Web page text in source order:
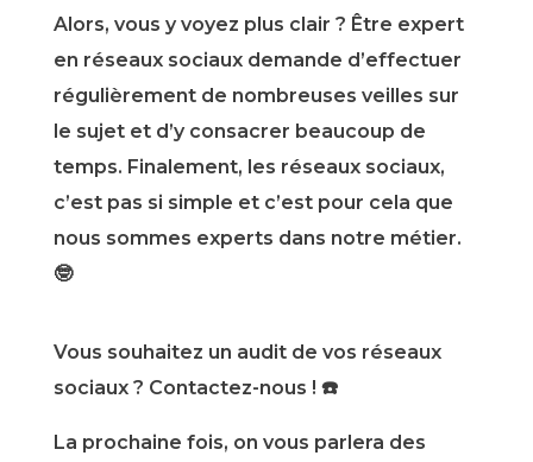
Alors, vous y voyez plus clair ? Être expert
en réseaux sociaux demande d’effectuer
régulièrement de nombreuses veilles sur
le sujet et d’y consacrer beaucoup de
temps. Finalement, les réseaux sociaux,
c’est pas si simple et c’est pour cela que
nous sommes experts dans notre métier.
🤓
Vous souhaitez un audit de vos réseaux
sociaux ? Contactez-nous ! ☎️
La prochaine fois, on vous parlera des